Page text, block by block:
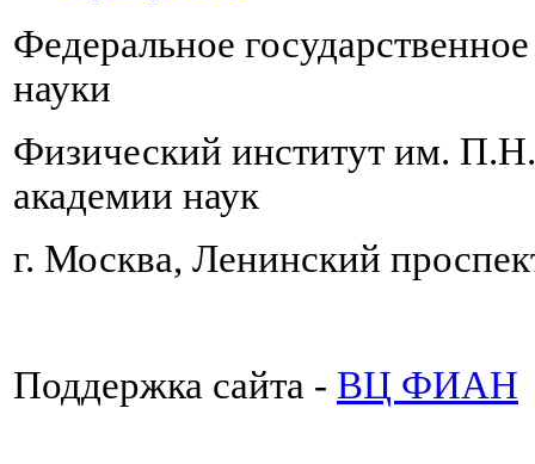
Федеральное
науки
Физический институт им.
академии наук
г. Москва, Ленинский
Поддержка сайта - ВЦ ФИАН